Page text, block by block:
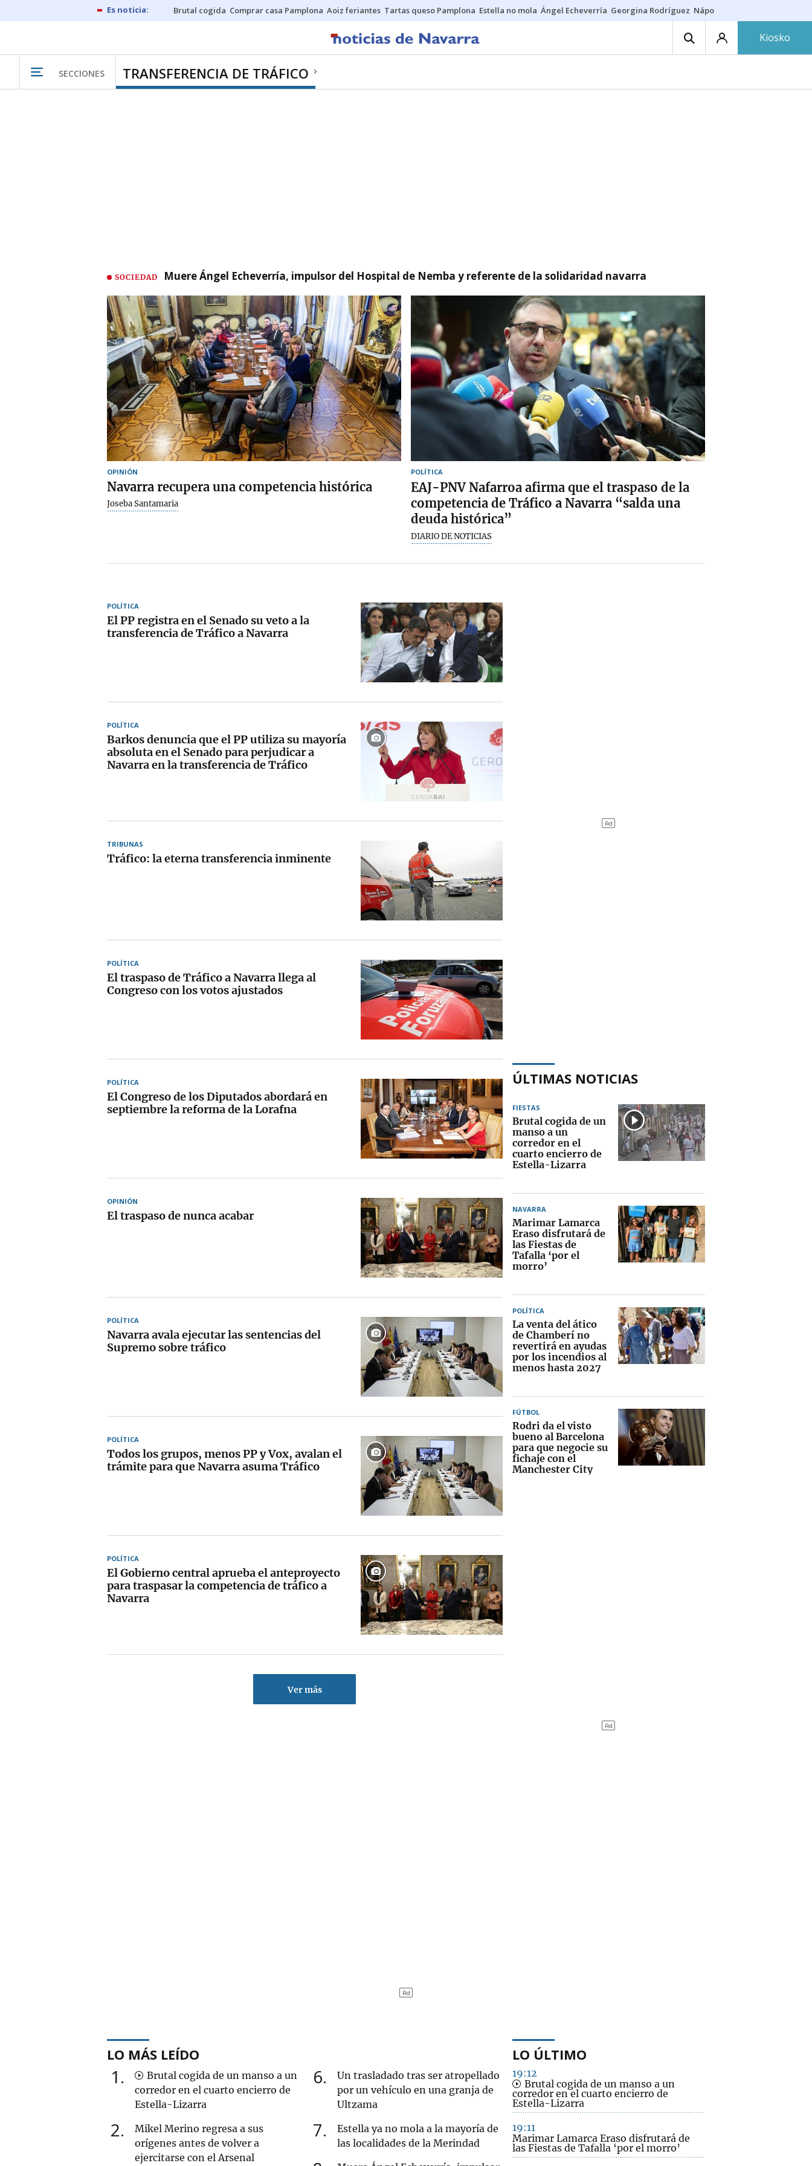
Brutal cogida Comprar casa Pamplona Aoiz feriantes Tartas queso Pamplona Estella no mola Ángel Echeverría Georgina Rodríguez Nápoles - Osasuna
Kiosko
SECCIONES TRANSFERENCIA DE TRÁFICO
SOCIEDAD Muere Ángel Echeverría, impulsor del Hospital de Nemba y referente de la solidaridad navarra
OPINIÓN
Navarra recupera una competencia histórica
Joseba Santamaria
POLÍTICA
EAJ-PNV Nafarroa afirma que el traspaso de la
competencia de Tráfico a Navarra “salda una
deuda histórica”
DIARIO DE NOTICIAS
POLÍTICA
El PP registra en el Senado su veto a la
transferencia de Tráfico a Navarra
POLÍTICA
Barkos denuncia que el PP utiliza su mayoría
absoluta en el Senado para perjudicar a
Navarra en la transferencia de Tráfico
TRIBUNAS
Tráfico: la eterna transferencia inminente
POLÍTICA
El traspaso de Tráfico a Navarra llega al
Congreso con los votos ajustados
POLÍTICA
El Congreso de los Diputados abordará en
septiembre la reforma de la Lorafna
OPINIÓN
El traspaso de nunca acabar
POLÍTICA
Navarra avala ejecutar las sentencias del
Supremo sobre tráfico
POLÍTICA
Todos los grupos, menos PP y Vox, avalan el
trámite para que Navarra asuma Tráfico
POLÍTICA
El Gobierno central aprueba el anteproyecto
para traspasar la competencia de tráfico a
Navarra
Ver más
ÚLTIMAS NOTICIAS
FIESTAS
Brutal cogida de un
manso a un
corredor en el
cuarto encierro de
Estella-Lizarra
NAVARRA
Marimar Lamarca
Eraso disfrutará de
las Fiestas de
Tafalla ‘por el
morro’
POLÍTICA
La venta del ático
de Chamberí no
revertirá en ayudas
por los incendios al
menos hasta 2027
FÚTBOL
Rodri da el visto
bueno al Barcelona
para que negocie su
fichaje con el
Manchester City
LO MÁS LEÍDO
1
Brutal cogida de un manso a un
corredor en el cuarto encierro de
Estella-Lizarra
2
Mikel Merino regresa a sus
orígenes antes de volver a
ejercitarse con el Arsenal
6
Un trasladado tras ser atropellado
por un vehículo en una granja de
Ultzama
7
Estella ya no mola a la mayoría de
las localidades de la Merindad
LO ÚLTIMO
19:12
Brutal cogida de un manso a un
corredor en el cuarto encierro de
Estella-Lizarra
19:11
Marimar Lamarca Eraso disfrutará de
las Fiestas de Tafalla ‘por el morro’